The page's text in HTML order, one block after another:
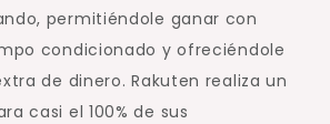
permitiéndole ganar con
condicionado y ofreciéndole
de dinero. Rakuten realiza un
casi el 100% de sus